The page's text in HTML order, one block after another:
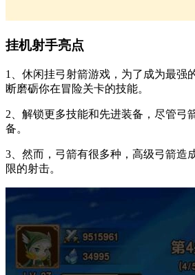
挂机射手亮点
1、休闲挂弓射箭游戏，为了成为最强
断磨砺你在冒险关卡的技能。
2、解锁更多技能和先进装备，尽管弓
备。
3、然而，弓箭有很多种，高级弓箭造
限的射击。